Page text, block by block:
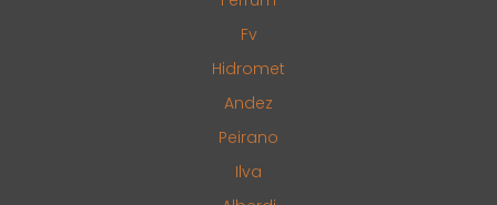
Fv
Hidromet
Andez
Peirano
Ilva